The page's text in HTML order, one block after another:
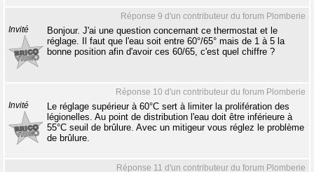
Réponse 9 d'un contributeur du forum Plomberie
Invité
Bonjour. J'ai une question concernant ce thermostat et le
réglage. Il faut que l'eau soit entre 60°/65° mais de 1 à 5 la
bonne position afin d'avoir ces 60/65, c'est quel chiffre ?
Réponse 10 d'un contributeur du forum Plomberie
Invité
Le réglage supérieur à 60°C sert à limiter la prolifération des
légionelles. Au point de distribution l'eau doit être inférieure à
55°C seuil de brûlure. Avec un mitigeur vous réglez le problème
de brûlure.
Réponse 11 d'un contributeur du forum Plomberie